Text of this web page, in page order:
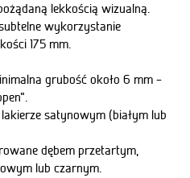
lekkością wizualną.
wykorzystanie
175 mm.
grubość około 6 mm –
satynowym (białym lub
dębem przetartym,
lub czarnym.